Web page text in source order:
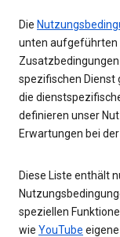
Die
unten aufgeführten
spezifischen Dienst
die
definieren unser
Erwartungen bei
Diese Liste enthält
speziellen
wie YouTube